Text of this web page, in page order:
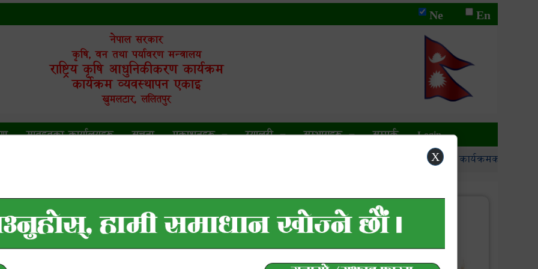
Ne En
नेपाल सरकार
कृषि, वन तथा पर्यावरण मन्त्रालय
राष्ट्रिय कृषि आधुनिकीकरण कार्यक्रम
कार्यक्रम व्यवस्थापन एकाइ
खुमलटार, ललितपुर
मातहतका कार्यालयहरु सूचना प्रकाशनहरु ग्यालरी सम्भागहरु सम्पर्क Login
कृषि स्नातक (इन्टर्न) खटाउने कार्यक्रमका लागि आशयपत्र
X